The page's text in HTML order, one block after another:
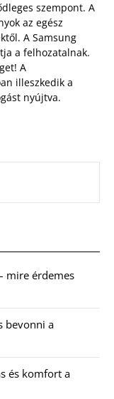
szempont. A
az egész
A Samsung
a felhozatalnak.
A
illeszkedik a
nyújtva.
mire érdemes
bevonni a
és komfort a